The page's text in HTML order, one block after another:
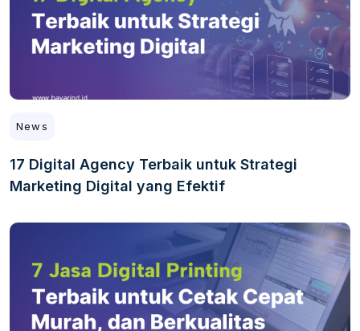
News
17 Digital Agency Terbaik untuk Strategi
Marketing Digital yang Efektif